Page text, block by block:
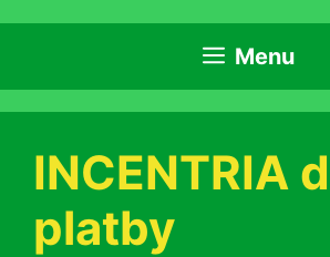
Menu
INCENTRIA
platby